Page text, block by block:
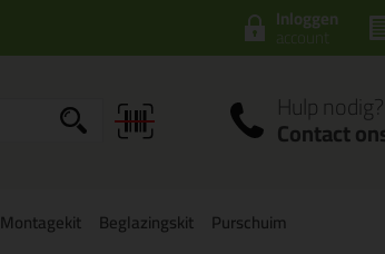
Inloggen
account
Hulp nodig?
Contact
Montagekit Beglazingskit Purschuim